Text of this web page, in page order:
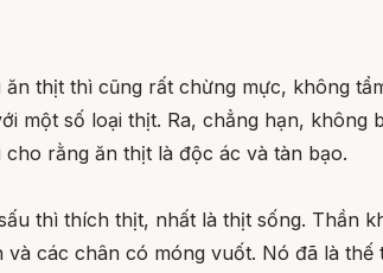
thịt thì cũng rất chừng mực, không
một số loại thịt. Ra, chẳng hạn, không
rằng ăn thịt là độc ác và tàn bạo.
thì thích thịt, nhất là thịt sống. Thần
các chân có móng vuốt. Nó đã là thế